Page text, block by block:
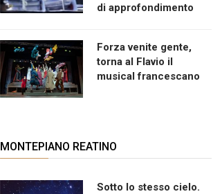
di approfondimento
Forza venite gente,
torna al Flavio il
musical francescano
MONTEPIANO REATINO
Sotto lo stesso cielo.